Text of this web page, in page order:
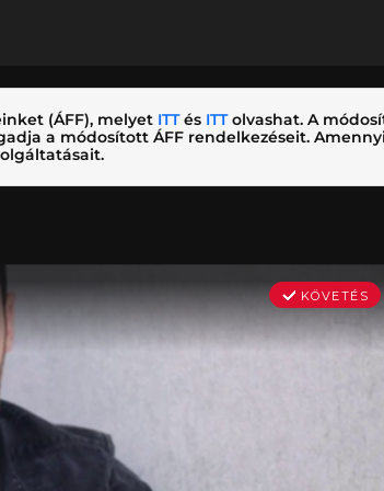
(ÁFF), melyet ITTés ITTolvashat. A
a módosított ÁFF rendelkezéseit.